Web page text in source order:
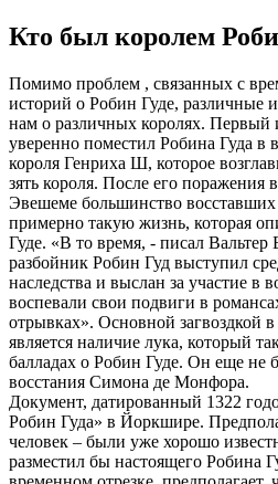
Кто был королем
Помимо проблем , связанных с
историй о Робин Гуде, различные
нам о различных королях. Первый
уверенно поместил Робина Гуда в
короля Генриха Ш, которое
зять короля. После его поражения
Эвешеме большинство восставших
примерно такую жизнь, которая
Гуде. «В то время, - писал Вальтер
разбойник Робин Гуд выступил
наследства и выслан за участие в
воспевали свои подвиги в
отрывках». Основной загвоздкой
является наличие лука, который
балладах о Робин Гуде. Он еще не
восстания Симона де Монфора.
Документ, датированный 1322
Робин Гуда» в Йоркшире.
человек – были уже хорошо
разместил бы настоящего Робина